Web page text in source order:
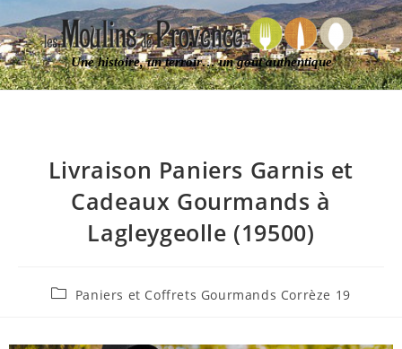
Une histoire, un terroir… un goût authentique
Livraison Paniers Garnis et
Cadeaux Gourmands à
Lagleygeolle (19500)
Paniers et Coffrets Gourmands Corrèze 19